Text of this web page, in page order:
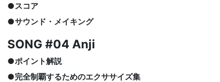
●スコア
●サウンド・メイキング
SONG #04 Anji
●ポイント解説
●完全制覇するためのエクササイズ集